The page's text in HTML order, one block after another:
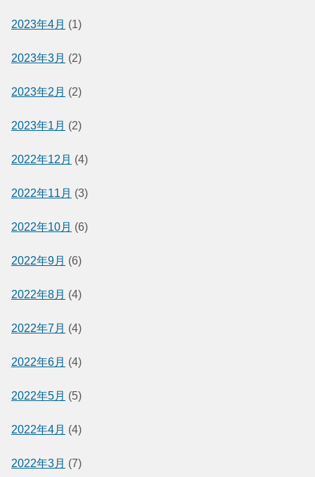
2023年4月 (1)
2023年3月 (2)
2023年2月 (2)
2023年1月 (2)
2022年12月 (4)
2022年11月 (3)
2022年10月 (6)
2022年9月 (6)
2022年8月 (4)
2022年7月 (4)
2022年6月 (4)
2022年5月 (5)
2022年4月 (4)
2022年3月 (7)